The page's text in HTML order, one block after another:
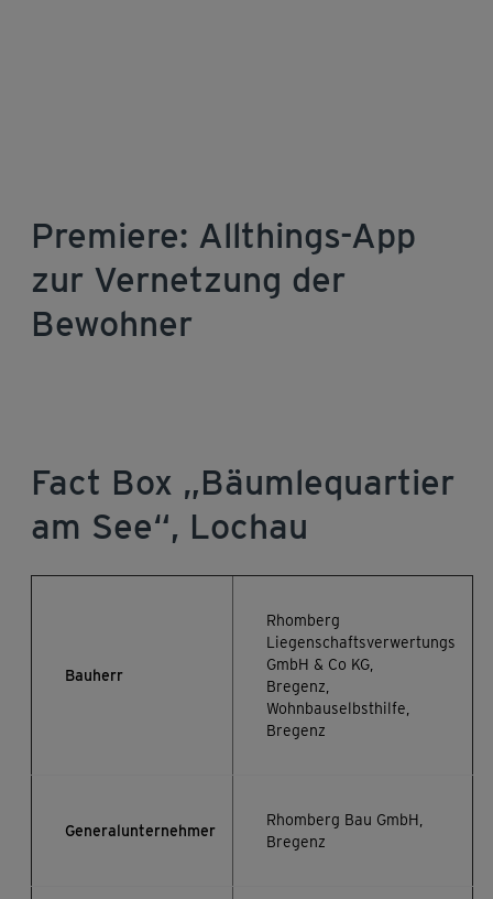
Premiere: Allthings-App
zur Vernetzung der
Bewohner
Fact Box „Bäumlequartier
am See“, Lochau
Bauherr
Rhomberg
Liegenschaftsverwertungs
GmbH & Co KG,
Bregenz,
Wohnbauselbsthilfe,
Bregenz
Generalunternehmer
Rhomberg Bau GmbH,
Bregenz